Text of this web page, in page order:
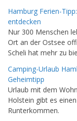
Hamburg Ferien-
entdecken
Nur 300 Menschen
Ort an der Ostsee
Scheli hat mehr zu
Camping-Urlaub
Geheimtipp
Urlaub mit dem
Holstein gibt es
Runterkommen.